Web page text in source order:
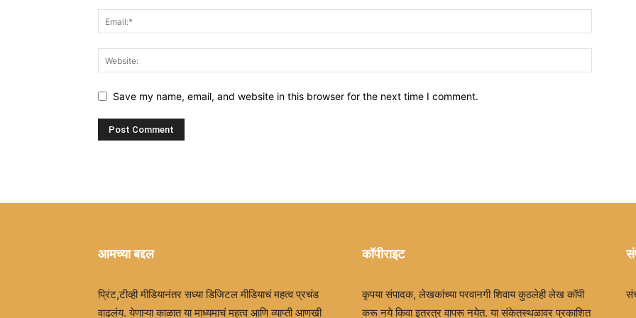
Save my name, email, and website in this browser for the next time I comment.
आमच्या बद्दल
प्रिंट,टीव्ही मीडियानंतर सध्या डिजिटल मीडियाचं महत्व प्रचंड
वाढलंय. येणाऱ्या काळात या माध्यमाचं महत्व आणि व्याप्ती आणखी
कॉपीराइट
कृपया संपादक, लेखकांच्या परवानगी शिवाय कुठलेही लेख कॉपी
करू नये किवा इतरत्र वापरू नयेत. या संकेतस्थळावर प्रकाशित